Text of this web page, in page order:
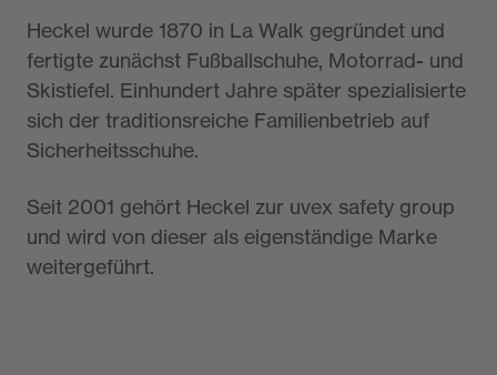
Heckel wurde 1870 in La Walk gegründet und
fertigte zunächst Fußballschuhe, Motorrad- und
Skistiefel. Einhundert Jahre später spezialisierte
sich der traditionsreiche Familienbetrieb auf
Sicherheitsschuhe.
Seit 2001 gehört Heckel zur uvex safety group
und wird von dieser als eigenständige Marke
weitergeführt.